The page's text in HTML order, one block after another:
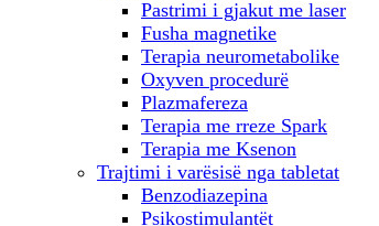
Pastrimi i gjakut me laser
Fusha magnetike
Terapia neurometabolike
Oxyven procedurë
Plazmafereza
Terapia me rreze Spark
Terapia me Ksenon
Trajtimi i varësisë nga tabletat
Benzodiazepina
Psikostimulantët